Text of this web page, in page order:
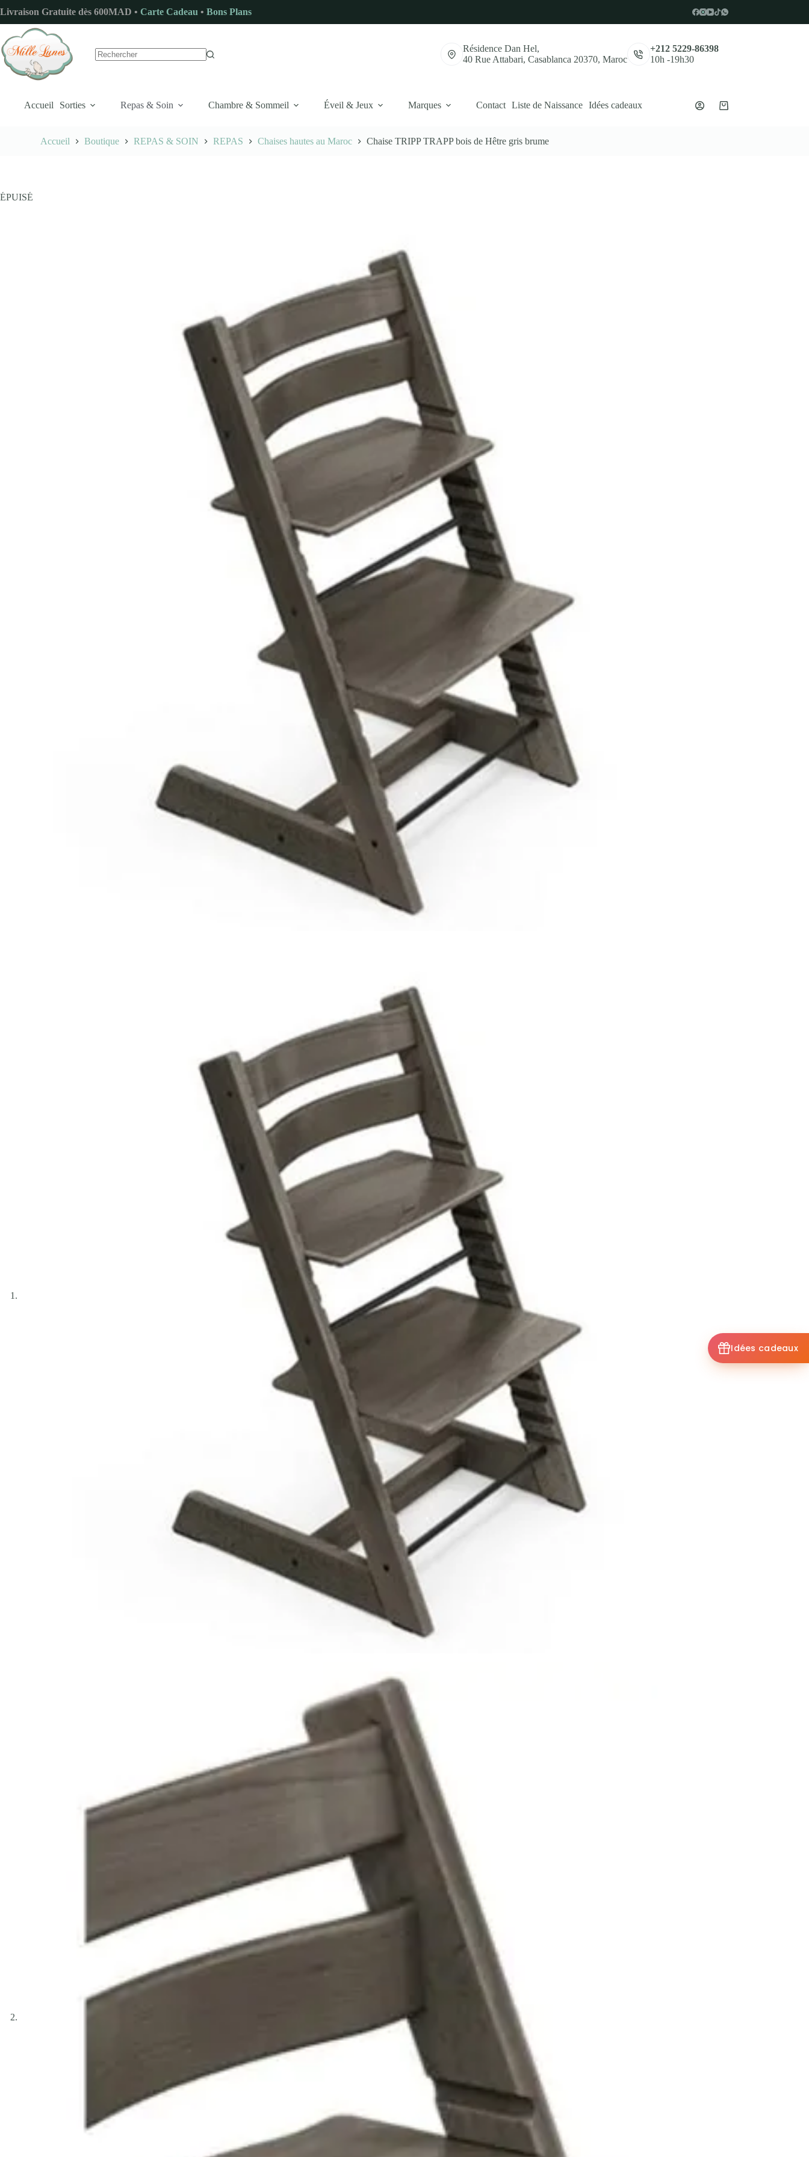
au
contenu
Livraison Gratuite dès 600MAD • Carte Cadeau • Bons Plans
Résidence Dan Hel,
40 Rue Attabari, Casablanca 20370, Maroc
+212 5229-86398
10h -19h30
Accueil Sorties Repas & Soin Chambre & Sommeil Éveil & Jeux Marques Contact Liste de Naissance Idées cadeaux
Panier
Accueil Boutique REPAS & SOIN REPAS Chaises hautes au Maroc Chaise TRIPP TRAPP bois de Hêtre gris brume
ÉPUISÉ
Idées cadeaux